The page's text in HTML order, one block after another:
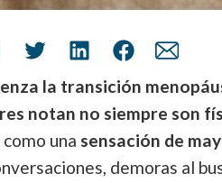
la transición
notan no siempre son
una sensación de
demoras al